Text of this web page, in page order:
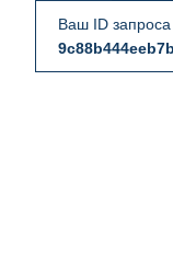
Ваш ID запроса